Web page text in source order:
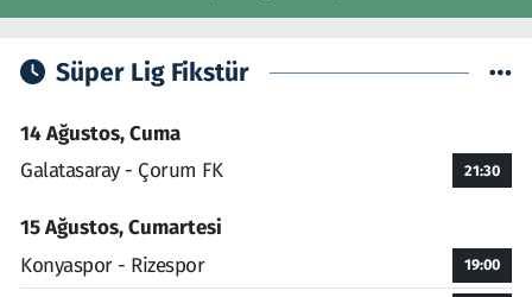
Süper Lig Fikstür
14 Ağustos, Cuma
Galatasaray - Çorum FK
21:30
15 Ağustos, Cumartesi
Konyaspor - Rizespor
19:00